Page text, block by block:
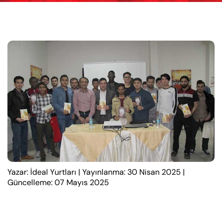
Yazar: İdeal Yurtları | Yayınlanma: 30 Nisan 2025 |
Güncelleme: 07 Mayıs 2025